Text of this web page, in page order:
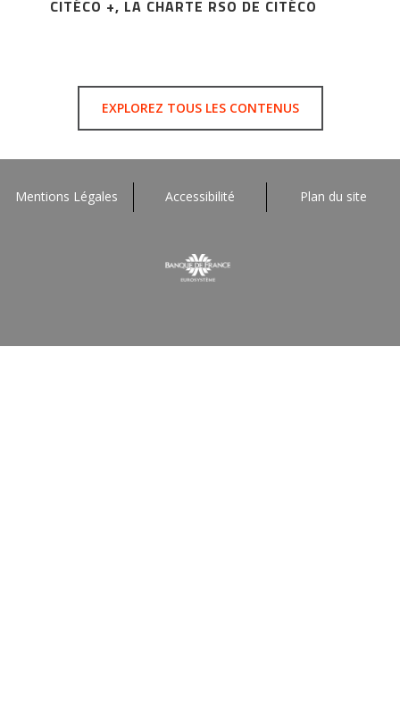
CITÉCO +, LA CHARTE RSO DE CITÉCO
EXPLOREZ TOUS LES CONTENUS
Mentions Légales Accessibilité Plan du site